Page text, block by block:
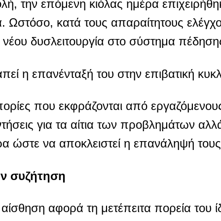
την επόμενη κιόλας ημέρα
Ωστόσο, κατά τους απαραίτητους
δυσλειτουργία στο σύστημα
η επανένταξή του στην επιβατική
που εκφράζονται από
για τα αίτια των προβλημάτων
ώστε να αποκλειστεί η επανάληψή
συζήτηση
αφορά τη μετέπειτα πορεία του